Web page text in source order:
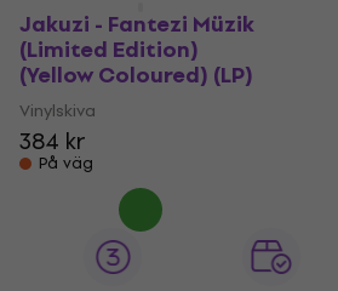
Jakuzi - Fantezi Müzik
(Limited Edition)
(Yellow Coloured) (LP)
Vinylskiva
384 kr
På väg